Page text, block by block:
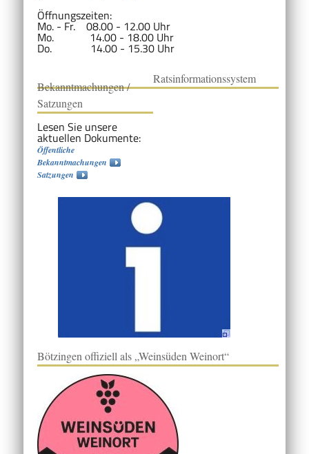
Öffnungszeiten:
Mo. - Fr. 08.00 - 12.00 Uhr
Mo. 14.00 - 18.00 Uhr
Do. 14.00 - 15.30 Uhr
Bekanntmachungen /
Satzungen
Lesen Sie unsere
aktuellen Dokumente:
Öffentliche
Bekanntmachungen
Satzungen
Ratsinformationssystem
Bötzingen offiziell als „Weinsüden Weinort“